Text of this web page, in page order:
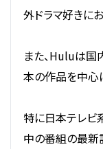
外ドラマ好きに
また、Huluは国
本の作品を中心
特に日本テレビ
中の番組の最新